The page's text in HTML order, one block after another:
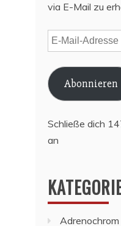
via E-Mail zu
E-
Mail-
Adresse
Abonnieren
Schließe dich
an
Adrenochrom